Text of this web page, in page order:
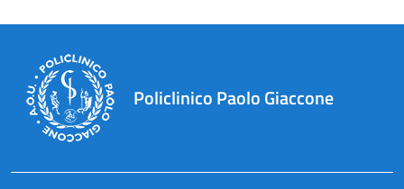
Policlinico Paolo Giaccone